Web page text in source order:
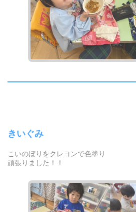
きいぐみ
こいのぼりをクレヨンで色塗り
頑張りました！！